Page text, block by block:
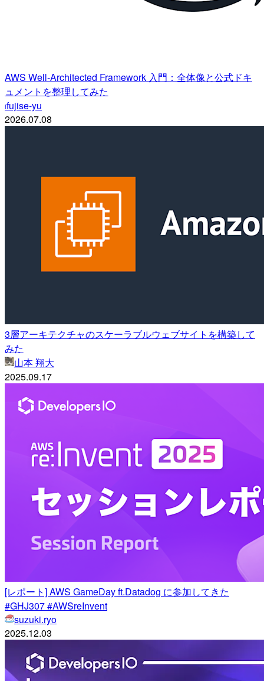
AWS Well-Architected Framework 入門：全体像と公式ドキ
ュメントを整理してみた
ffujise-yu
2026.07.08
3層アーキテクチャのスケーラブルウェブサイトを構築して
みた
山本 翔大
2025.09.17
[レポート] AWS GameDay ft.Datadog に参加してきた
#GHJ307 #AWSreInvent
suzuki.ryo
2025.12.03